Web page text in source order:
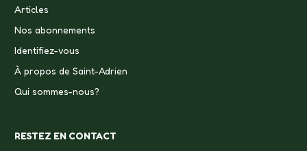
Articles
Nos abonnements
Identifiez-vous
À propos de Saint-Adrien
Qui sommes-nous?
RESTEZ EN CONTACT